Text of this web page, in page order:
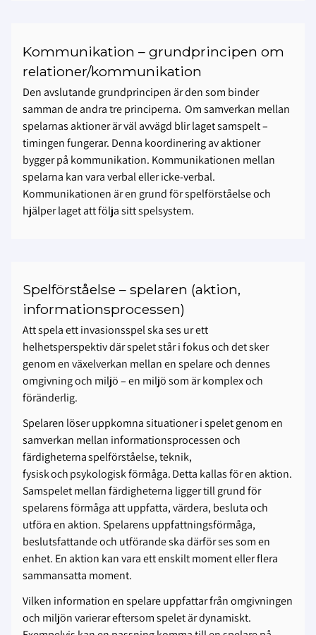
Kommunikation – grundprincipen om
relationer/kommunikation
Den avslutande grundprincipen är den som binder
samman de andra tre principerna. Om samverkan mellan
spelarnas aktioner är väl avvägd blir laget samspelt –
timingen fungerar. Denna koordinering av aktioner
bygger på kommunikation. Kommunikationen mellan
spelarna kan vara verbal eller icke-verbal.
Kommunikationen är en grund för spelförståelse och
hjälper laget att följa sitt spelsystem.
Spelförståelse – spelaren (aktion,
informationsprocessen)
Att spela ett invasionsspel ska ses ur ett
helhetsperspektiv där spelet står i fokus och det sker
genom en växelverkan mellan en spelare och dennes
omgivning och miljö – en miljö som är komplex och
föränderlig.
Spelaren löser uppkomna situationer i spelet genom en
samverkan mellan informationsprocessen och
färdigheternaspelförståelse, teknik,
fysiskochpsykologisk förmåga.Detta kallas för en aktion.
Samspelet mellan färdigheterna ligger till grund för
spelarens förmåga att uppfatta, värdera, besluta och
utföra en aktion. Spelarens uppfattningsförmåga,
beslutsfattande och utförande ska därför ses som en
enhet. En aktion kan vara ett enskilt moment eller flera
sammansatta moment.
Vilken information en spelare uppfattar från omgivningen
och miljön varierar eftersom spelet är dynamiskt.